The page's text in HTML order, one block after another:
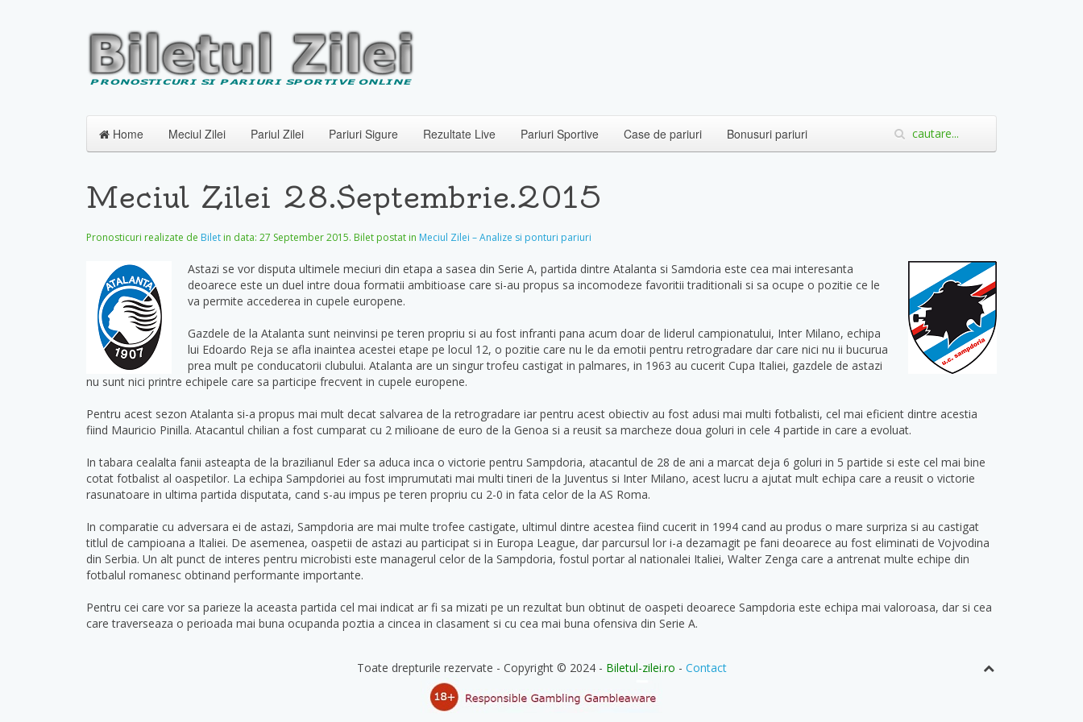
Home Meciul Zilei Pariul Zilei Pariuri Sigure Rezultate Live Pariuri Sportive Case de pariuri Bonusuri pariuri
Meciul Zilei 28.Septembrie.2015
Pronosticuri realizate de Bilet in data: 27 September 2015. Bilet postat in Meciul Zilei – Analize si ponturi pariuri
Astazi se vor disputa ultimele meciuri din etapa a sasea din Serie A, partida dintre Atalanta si Samdoria este cea mai interesanta
deoarece este un duel intre doua formatii ambitioase care si-au propus sa incomodeze favoritii traditionali si sa ocupe o pozitie ce le
va permite accederea in cupele europene.
Gazdele de la Atalanta sunt neinvinsi pe teren propriu si au fost infranti pana acum doar de liderul campionatului, Inter Milano, echipa
lui Edoardo Reja se afla inaintea acestei etape pe locul 12, o pozitie care nu le da emotii pentru retrogradare dar care nici nu ii bucurua
prea mult pe conducatorii clubului. Atalanta are un singur trofeu castigat in palmares, in 1963 au cucerit Cupa Italiei, gazdele de astazi
nu sunt nici printre echipele care sa participe frecvent in cupele europene.
Pentru acest sezon Atalanta si-a propus mai mult decat salvarea de la retrogradare iar pentru acest obiectiv au fost adusi mai multi fotbalisti, cel mai eficient dintre acestia
fiind Mauricio Pinilla. Atacantul chilian a fost cumparat cu 2 milioane de euro de la Genoa si a reusit sa marcheze doua goluri in cele 4 partide in care a evoluat.
In tabara cealalta fanii asteapta de la brazilianul Eder sa aduca inca o victorie pentru Sampdoria, atacantul de 28 de ani a marcat deja 6 goluri in 5 partide si este cel mai bine
cotat fotbalist al oaspetilor. La echipa Sampdoriei au fost imprumutati mai multi tineri de la Juventus si Inter Milano, acest lucru a ajutat mult echipa care a reusit o victorie
rasunatoare in ultima partida disputata, cand s-au impus pe teren propriu cu 2-0 in fata celor de la AS Roma.
In comparatie cu adversara ei de astazi, Sampdoria are mai multe trofee castigate, ultimul dintre acestea fiind cucerit in 1994 cand au produs o mare surpriza si au castigat
titlul de campioana a Italiei. De asemenea, oaspetii de astazi au participat si in Europa League, dar parcursul lor i-a dezamagit pe fani deoarece au fost eliminati de Vojvodina
din Serbia. Un alt punct de interes pentru microbisti este managerul celor de la Sampdoria, fostul portar al nationalei Italiei, Walter Zenga care a antrenat multe echipe din
fotbalul romanesc obtinand performante importante.
Pentru cei care vor sa parieze la aceasta partida cel mai indicat ar fi sa mizati pe un rezultat bun obtinut de oaspeti deoarece Sampdoria este echipa mai valoroasa, dar si cea
care traverseaza o perioada mai buna ocupanda poztia a cincea in clasament si cu cea mai buna ofensiva din Serie A.
Toate drepturile rezervate - Copyright © 2024 - Biletul-zilei.ro - Contact